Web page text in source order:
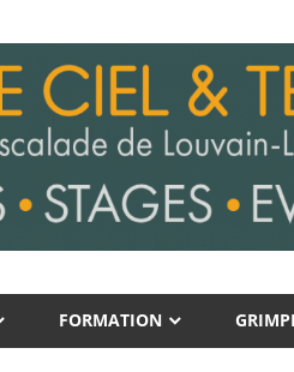
FORMATION